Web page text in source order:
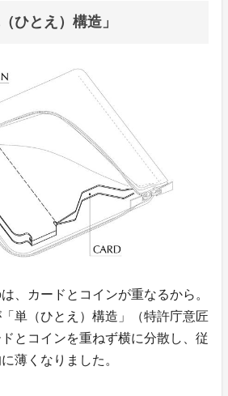
ひとえ）構造」
、カードとコインが重なるから。
単（ひとえ）構造」（特許庁意匠
とコインを重ねず横に分散し、従
薄くなりました。